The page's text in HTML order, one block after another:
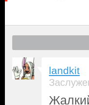
landkit